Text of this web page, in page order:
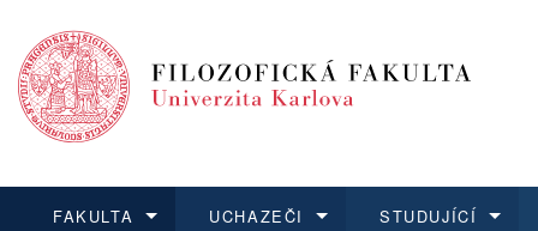
FAKULTA UCHAZEČI STUDUJÍCÍ